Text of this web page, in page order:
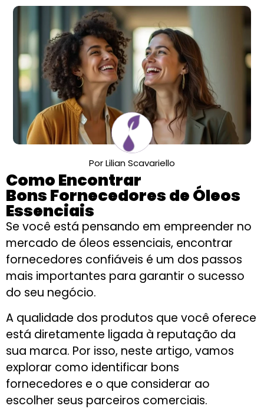
Por Lilian Scavariello
Como Encontrar
Bons Fornecedores de Óleos
Essenciais
Se você está pensando em empreender no
mercado de óleos essenciais, encontrar
fornecedores confiáveis é um dos passos
mais importantes para garantir o sucesso
do seu negócio.
A qualidade dos produtos que você oferece
está diretamente ligada à reputação da
sua marca. Por isso, neste artigo, vamos
explorar como identificar bons
fornecedores e o que considerar ao
escolher seus parceiros comerciais.